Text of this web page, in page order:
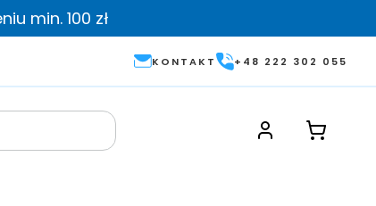
min. 100 zł
KONTAKT +48 222 302 055